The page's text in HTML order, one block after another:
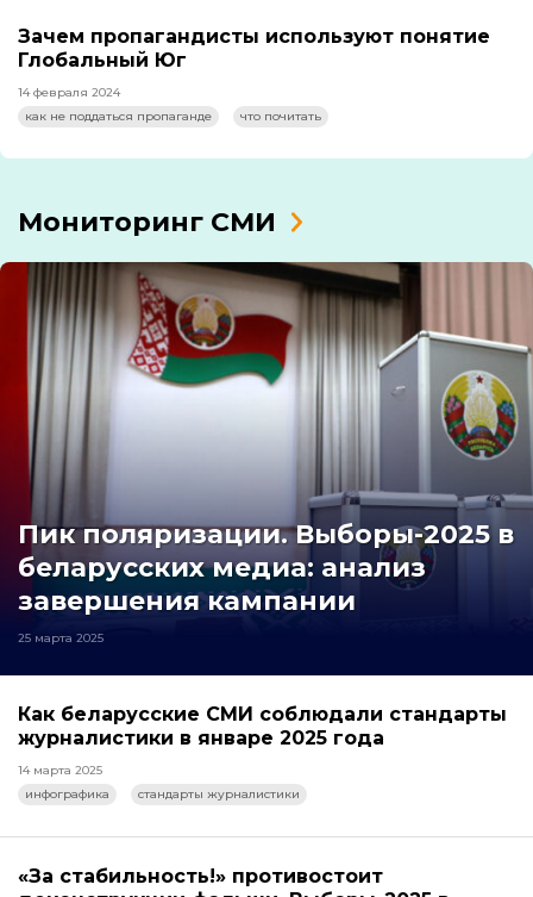
Зачем пропагандисты используют понятие
Глобальный Юг
14 февраля 2024
как не поддаться пропаганде
что почитать
Мониторинг СМИ
Пик поляризации. Выборы-2025 в
беларусских медиа: анализ
завершения кампании
25 марта 2025
Как беларусские СМИ соблюдали стандарты
журналистики в январе 2025 года
14 марта 2025
инфографика
стандарты журналистики
«За стабильность!» противостоит